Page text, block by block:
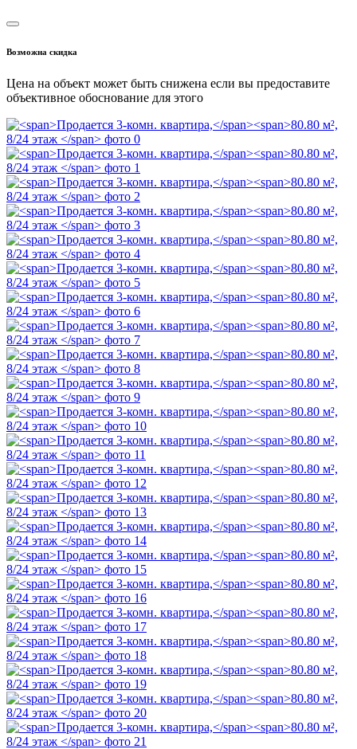
Возможна скидка
Цена на объект может быть снижена если вы предоставите
объективное обоснование для этого